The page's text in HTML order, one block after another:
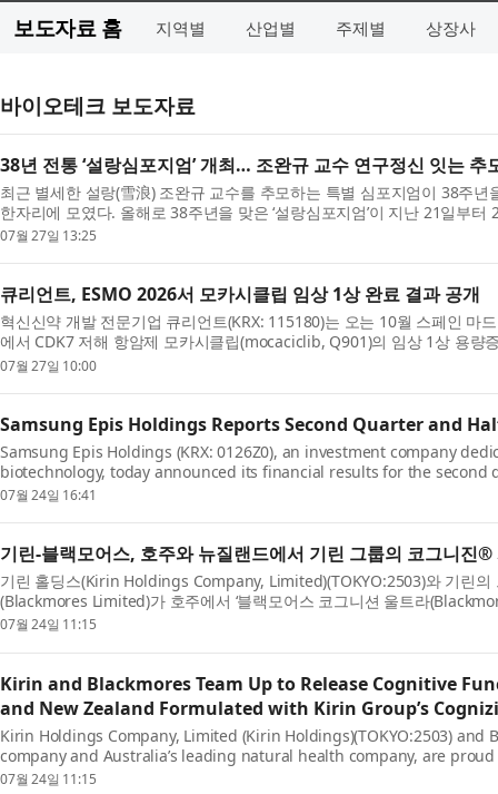
보도자료 홈 지역별 산업별 주제별 상장사
바이오테크 보도자료
38년 전통 ‘설랑심포지엄’ 개최… 조완규 교수 연구정신 잇는 추
최근 별세한 설랑(雪浪) 조완규 교수를 추모하는 특별 심포지엄이 38주
한자리에 모였다. 올해로 38주년을 맞은 ‘설랑심포지엄’이 지난 21일부
사를...
07월 27일 13:25
큐리언트, ESMO 2026서 모카시클립 임상 1상 완료 결과 공개
혁신신약 개발 전문기업 큐리언트(KRX: 115180)는 오는 10월 스페인 마
에서 CDK7 저해 항암제 모카시클립(mocaciclib, Q901)의 임상 1상 용량
행성 고형...
07월 27일 10:00
Samsung Epis Holdings Reports Second Quarter and
Samsung Epis Holdings (KRX: 0126Z0), an investment company
biotechnology, today announced its financial results for the second
delivered solid first...
07월 24일 16:41
기린-블랙모어스, 호주와 뉴질랜드에서 기린 그룹의 코그니진
기린 홀딩스(Kirin Holdings Company, Limited)(TOKYO:2503)와 기린
(Blackmores Limited)가 호주에서 ‘블랙모어스 코그니션 울트라
라 브레...
07월 24일 11:15
Kirin and Blackmores Team Up to Release Cognitive
and New Zealand Formulated with Kirin Group’s
Kirin Holdings Company, Limited (Kirin Holdings)(TOKYO:2503) and
company and Australia’s leading natural health company, are
Ultra in Australia and...
07월 24일 11:15